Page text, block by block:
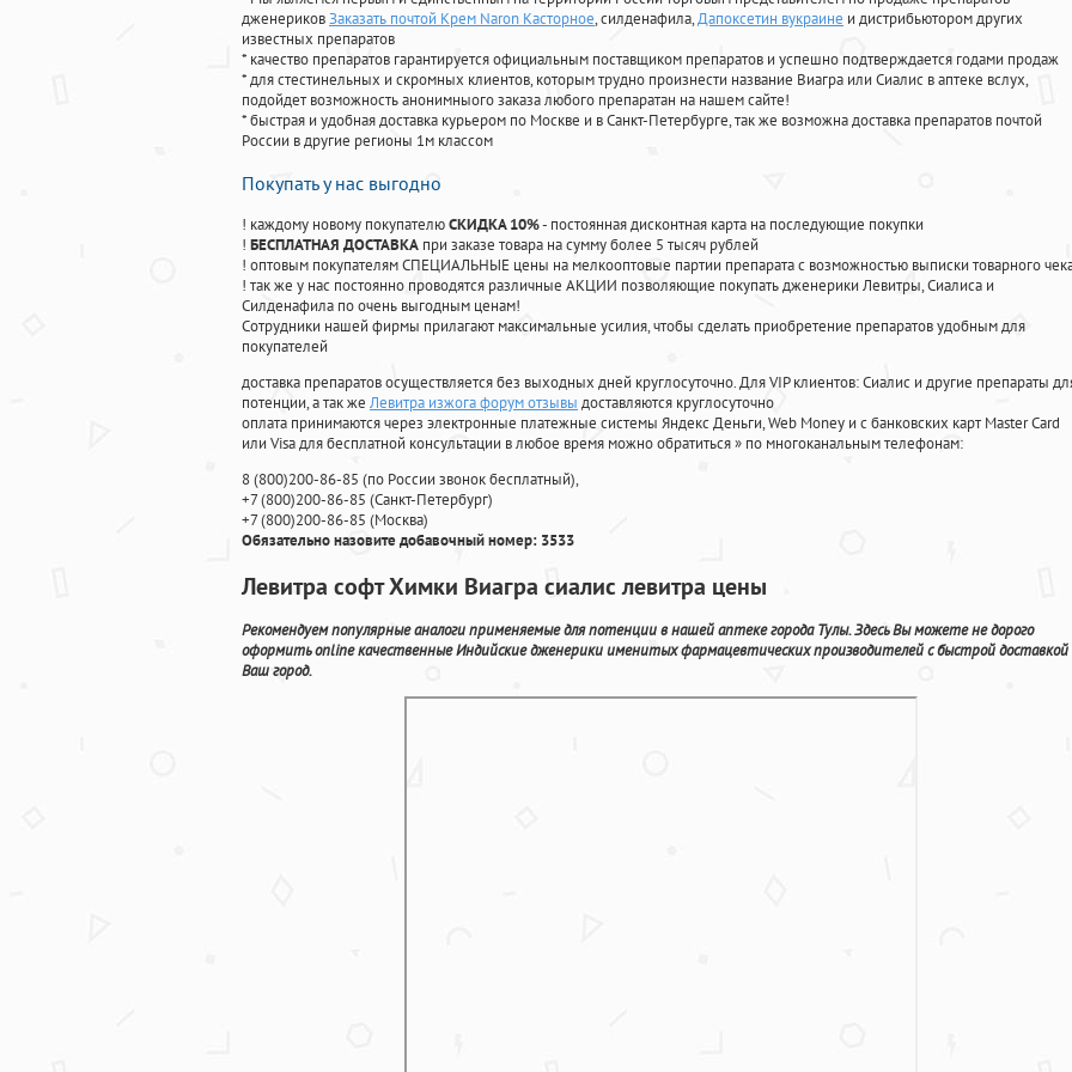
дженериковЗаказать почтой Крем Naron Касторное, силденафила,Дапоксетин вукраине и дистрибьютором других
известных препаратов
* качество препаратов гарантируется официальным поставщиком препаратов и успешно подтверждается годами продаж
* для стестинельных и скромных клиентов, которым трудно произнести название Виагра или Сиалис в аптеке вслух,
подойдет возможность анонимныого заказа любого препаратан на нашем сайте!
* быстрая и удобная доставка курьером по Москве и в Санкт-Петербурге, так же возможна доставка препаратов почтой
России в другие регионы 1м классом
Покупать у нас выгодно
! каждому новому покупателюСКИДКА 10%- постоянная дисконтная карта на последующие покупки
! БЕСПЛАТНАЯ ДОСТАВКА при заказе товара на сумму более 5 тысяч рублей
! оптовым покупателям СПЕЦИАЛЬНЫЕ цены на мелкооптовые партии препарата с возможностью выписки товарного
! так же у нас постоянно проводятся различные АКЦИИ позволяющие покупать дженерики Левитры, Сиалиса и
Силденафила по очень выгодным ценам!
Cотрудники нашей фирмы прилагают максимальные усилия, чтобы сделать приобретение препаратов удобным для
покупателей
доставка препаратов осуществляется без выходных дней круглосуточно. Для VIP клиентов: Сиалис и другие препараты
потенции, а так же Левитра изжога форум отзывы доставляются круглосуточно
оплата принимаются через электронные платежные системы Яндекс Деньги, Web Money и с банковских карт Master Card
или Visa для бесплатной консультации в любое время можно обратиться» по многоканальным телефонам:
8(800)200-86-85 (по России звонок бесплатный),
+7(800)200-86-85 (Санкт-Петербург)
+7(800)200-86-85 (Москва)
Обязательно назовите добавочный номер: 3533
Левитра софт Химки Виагра сиалис левитра цены
Рекомендуем популярные аналоги применяемые для потенции в нашей аптеке города Тулы. Здесь Вы можете не дорого
оформить online качественные Индийские дженерики именитых фармацевтических производителей с быстрой доставкой
Ваш город.